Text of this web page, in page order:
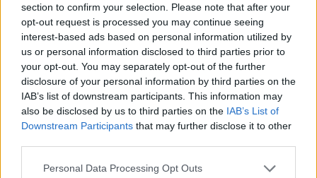
section to confirm your selection. Please note that after your
opt-out request is processed you may continue seeing
interest-based ads based on personal information utilized by
us or personal information disclosed to third parties prior to
your opt-out. You may separately opt-out of the further
disclosure of your personal information by third parties on the
IAB’s list of downstream participants. This information may
also be disclosed by us to third parties on the IAB’s List of
Downstream Participants that may further disclose it to other
Personal Data Processing Opt Outs